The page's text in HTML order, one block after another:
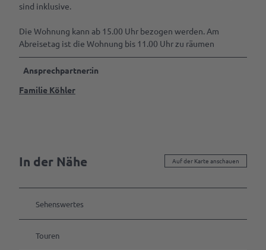
sind inklusive.
Die Wohnung kann ab 15.00 Uhr bezogen werden. Am
Abreisetag ist die Wohnung bis 11.00 Uhr zu räumen
Ansprechpartner:in
Familie Köhler
In der Nähe Auf der Karte anschauen
Sehenswertes
Touren